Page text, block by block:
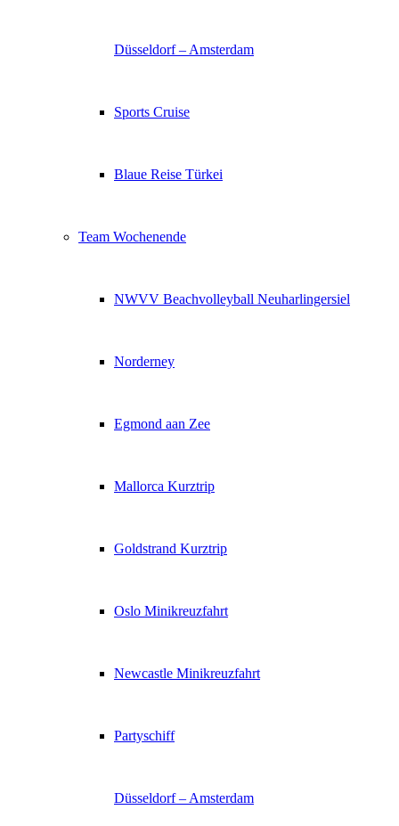
Düsseldorf – Amsterdam
Sports Cruise
Blaue Reise Türkei
Team Wochenende
NWVV Beachvolleyball Neuharlingersiel
Norderney
Egmond aan Zee
Mallorca Kurztrip
Goldstrand Kurztrip
Oslo Minikreuzfahrt
Newcastle Minikreuzfahrt
Partyschiff
Düsseldorf – Amsterdam